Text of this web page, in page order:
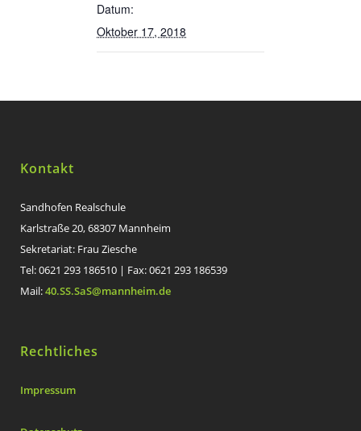
Datum:
Oktober 17, 2018
Kontakt
Sandhofen Realschule
Karlstraße 20, 68307 Mannheim
Sekretariat: Frau Ziesche
Tel: 0621 293 186510 | Fax: 0621 293 186539
Mail:40.SS.SaS@mannheim.de
Rechtliches
Impressum